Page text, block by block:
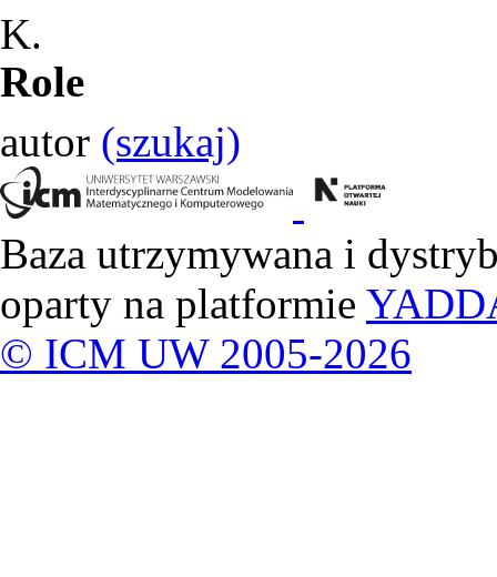
K.
Role
autor (szukaj)
Baza utrzymywana i
oparty na platformie
© ICM UW 2005-2026